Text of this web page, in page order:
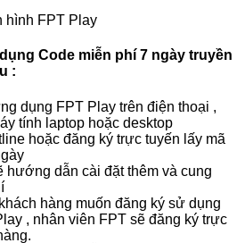
Code miễn phí 7 ngày truyền
:
dụng FPT Play trên điện thoại ,
tính laptop hoặc desktop
hoặc đăng ký trực tuyến lấy mã
hướng dẫn cài đặt thêm và cung
hàng muốn đăng ký sử dụng
, nhân viên FPT sẽ đăng ký trực